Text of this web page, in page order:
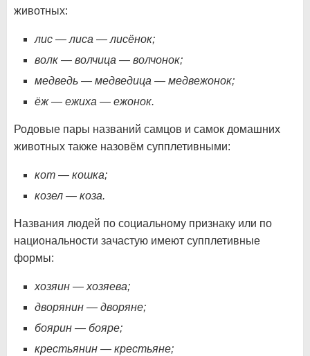
животных:
лис — лиса — лисёнок;
волк — волчица — волчонок;
медведь — медведица — медвежонок;
ёж — ежиха — ежонок.
Родовые пары названий самцов и самок домашних
животных также назовём супплетивными:
кот — кошка;
козел — коза.
Названия людей по социальному признаку или по
национальности зачастую имеют супплетивные
формы:
хозяин — хозяева;
дворянин — дворяне;
боярин — бояре;
крестьянин — крестьяне;